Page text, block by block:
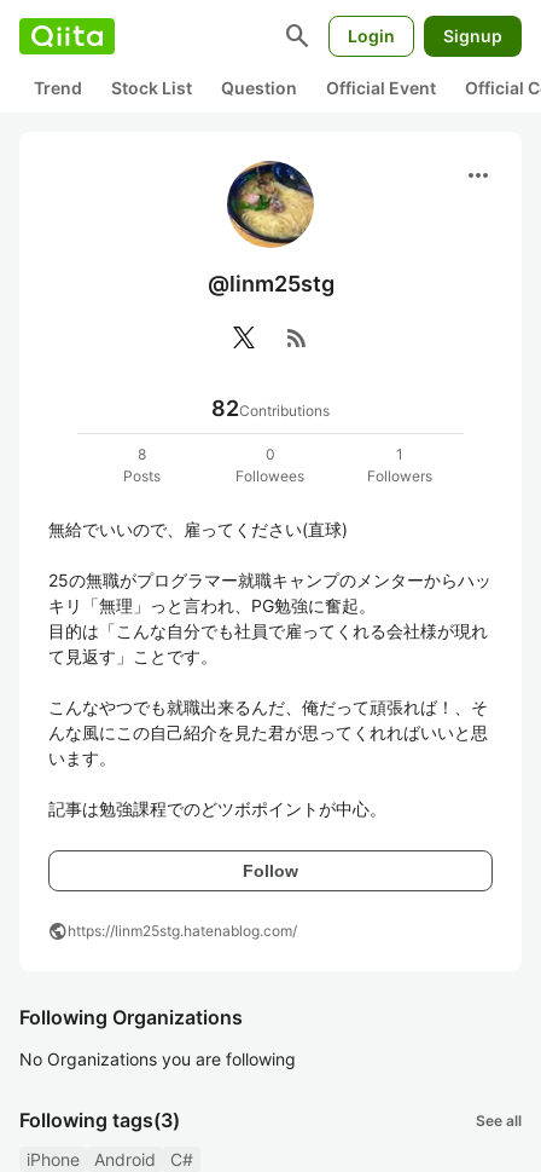
search Login Signup
Trend Stock List Question Official Event Official
more_horiz
@linm25stg
rss_feed
82Contributions
8
Posts
0
Followees
1
Followers
無給でいいので、雇ってください(直球)
25の無職がプログラマー就職キャンプのメンターからハッ
キリ「無理」っと言われ、PG勉強に奮起。
目的は「こんな自分でも社員で雇ってくれる会社様が現れ
て見返す」ことです。
こんなやつでも就職出来るんだ、俺だって頑張れば！、そ
んな風にこの自己紹介を見た君が思ってくれればいいと思
います。
記事は勉強課程でのどツボポイントが中心。
Follow
publichttps://linm25stg.hatenablog.com/
Following Organizations
No Organizations you are following
Following tags(3) See all
iPhone Android C#